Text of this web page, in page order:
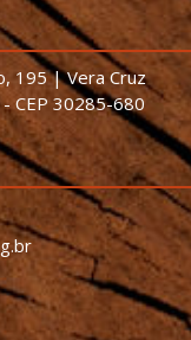
195 | Vera Cruz
CEP 30285-680